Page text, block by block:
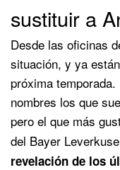
sustituir a
Desde las oficinas
situación, y ya
próxima
nombres los que
pero el que más
del Bayer
revelación de los